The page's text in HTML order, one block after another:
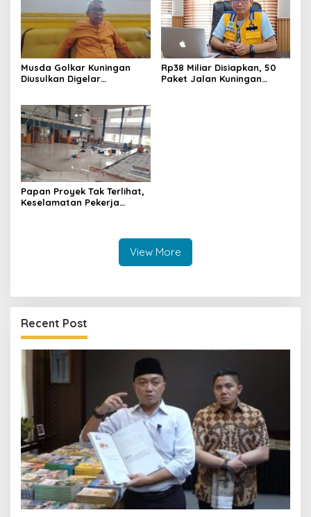
Musda Golkar Kuningan
Diusulkan Digelar
Rp38 Miliar Disiapkan, 50
Paket Jalan Kuningan
Papan Proyek Tak Terlihat,
Keselamatan Pekerja
View More
Recent Post